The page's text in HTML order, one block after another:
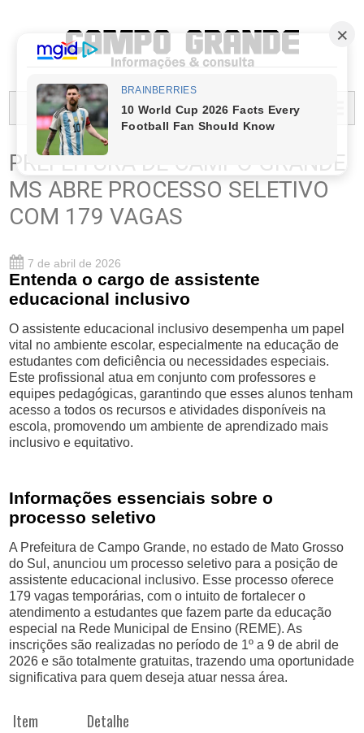
MENU...
PREFEITURA DE CAMPO GRANDE
MS ABRE PROCESSO SELETIVO
COM 179 VAGAS
7 de abril de 2026
Entenda o cargo de assistente
educacional inclusivo
O assistente educacional inclusivo desempenha um papel
vital no ambiente escolar, especialmente na educação de
estudantes com deficiência ou necessidades especiais.
Este profissional atua em conjunto com professores e
equipes pedagógicas, garantindo que esses alunos tenham
acesso a todos os recursos e atividades disponíveis na
escola, promovendo um ambiente de aprendizado mais
inclusivo e equitativo.
Informações essenciais sobre o
processo seletivo
A Prefeitura de Campo Grande, no estado de Mato Grosso
do Sul, anunciou um processo seletivo para a posição de
assistente educacional inclusivo. Esse processo oferece
179 vagas temporárias, com o intuito de fortalecer o
atendimento a estudantes que fazem parte da educação
especial na Rede Municipal de Ensino (REME). As
inscrições são realizadas no período de 1º a 9 de abril de
2026 e são totalmente gratuitas, trazendo uma oportunidade
significativa para quem deseja atuar nessa área.
Item Detalhe